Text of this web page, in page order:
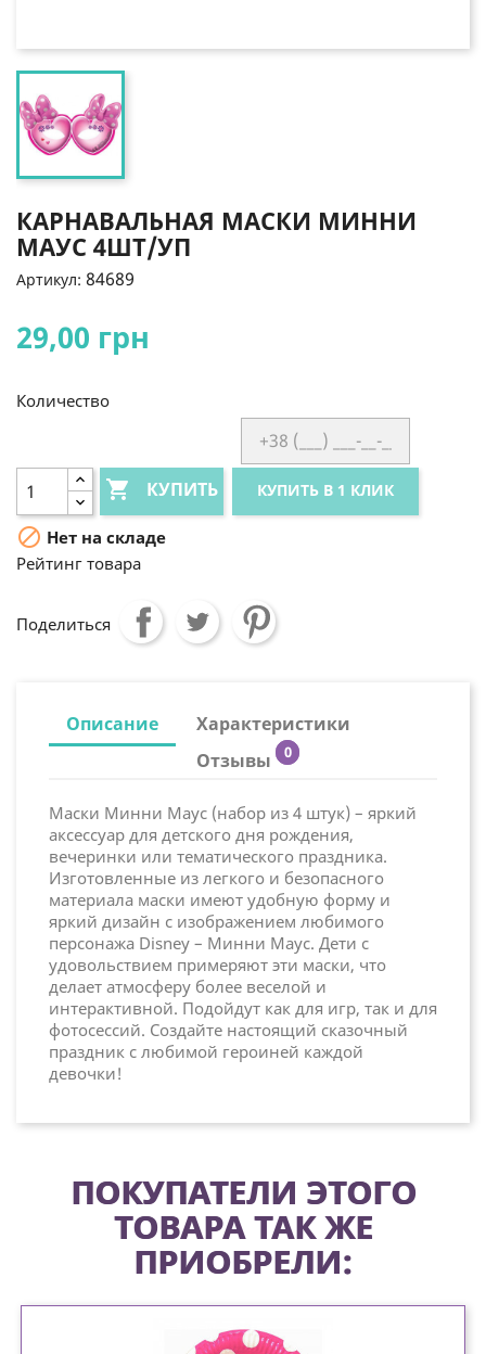
КАРНАВАЛЬНАЯ МАСКИ МИННИ
МАУС 4ШТ/УП
Артикул: 84689
29,00 грн
Количество
 КУПИТЬ КУПИТЬ В 1 КЛИК
 Нет на складе
Рейтинг товара
Поделиться
Описание
Характеристики
Отзывы
0
Маски Минни Маус (набор из 4 штук) – яркий
аксессуар для детского дня рождения,
вечеринки или тематического праздника.
Изготовленные из легкого и безопасного
материала маски имеют удобную форму и
яркий дизайн с изображением любимого
персонажа Disney – Минни Маус. Дети с
удовольствием примеряют эти маски, что
делает атмосферу более веселой и
интерактивной. Подойдут как для игр, так и для
фотосессий. Создайте настоящий сказочный
праздник с любимой героиней каждой
девочки!
ПОКУПАТЕЛИ ЭТОГО
ТОВАРА ТАК ЖЕ
ПРИОБРЕЛИ: